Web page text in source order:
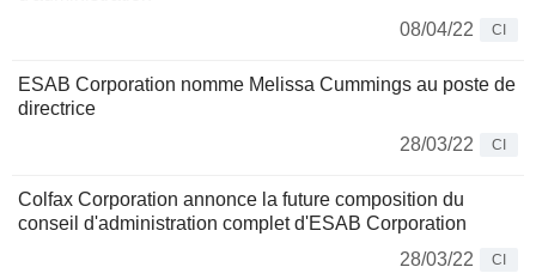
08/04/22
CI
ESAB Corporation nomme Melissa Cummings au poste de
directrice
28/03/22
CI
Colfax Corporation annonce la future composition du
conseil d'administration complet d'ESAB Corporation
28/03/22
CI